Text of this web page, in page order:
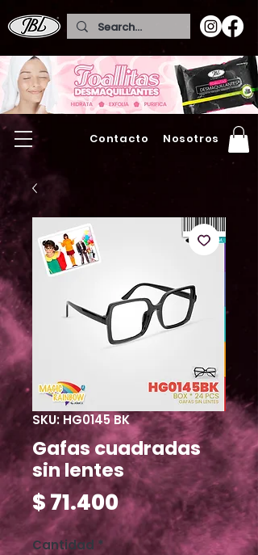
Contacto Nosotros
SKU: HG0145 BK
Gafas cuadradas
sin lentes
$ 71.400Precio
Cantidad *